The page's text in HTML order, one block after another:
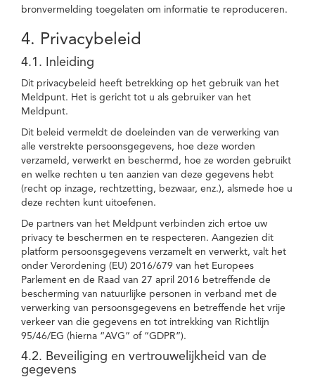
bronvermelding toegelaten om informatie te reproduceren.
4. Privacybeleid
4.1. Inleiding
Dit privacybeleid heeft betrekking op het gebruik van het
Meldpunt. Het is gericht tot u als gebruiker van het
Meldpunt.
Dit beleid vermeldt de doeleinden van de verwerking van
alle verstrekte persoonsgegevens, hoe deze worden
verzameld, verwerkt en beschermd, hoe ze worden gebruikt
en welke rechten u ten aanzien van deze gegevens hebt
(recht op inzage, rechtzetting, bezwaar, enz.), alsmede hoe u
deze rechten kunt uitoefenen.
De partners van het Meldpunt verbinden zich ertoe uw
privacy te beschermen en te respecteren. Aangezien dit
platform persoonsgegevens verzamelt en verwerkt, valt het
onder Verordening (EU) 2016/679 van het Europees
Parlement en de Raad van 27 april 2016 betreffende de
bescherming van natuurlijke personen in verband met de
verwerking van persoonsgegevens en betreffende het vrije
verkeer van die gegevens en tot intrekking van Richtlijn
95/46/EG (hierna “AVG” of “GDPR”).
4.2. Beveiliging en vertrouwelijkheid van de
gegevens